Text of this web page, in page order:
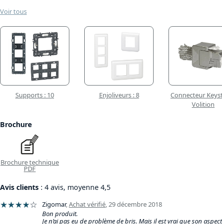
Voir tous
Supports : 10 Enjoliveurs : 8
Connecteur
Volition
Brochure
Brochure technique
PDF
Avis clients : 4 avis, moyenne 4,5
★★★★☆ Zigomar,Achat vérifié 29 décembre 2018
Bon produit.
Je n’ai pas eu de problème de bris. Mais il est vrai que son